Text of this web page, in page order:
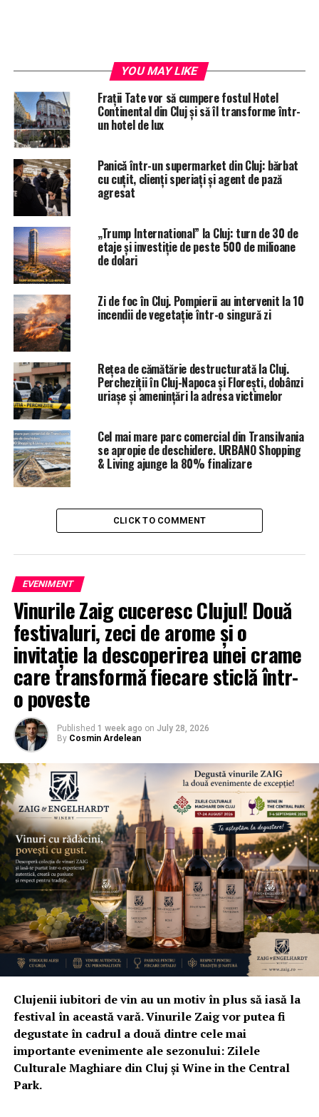
YOU MAY LIKE
Frații Tate vor să cumpere fostul Hotel
Continental din Cluj și să îl transforme într-
un hotel de lux
Panicǎ într-un supermarket din Cluj: bărbat
cu cuțit, clienți speriați și agent de pază
agresat
„Trump International” la Cluj: turn de 30 de
etaje și investiție de peste 500 de milioane
de dolari
Zi de foc în Cluj. Pompierii au intervenit la 10
incendii de vegetație într-o singură zi
Rețea de cămătărie destructurată la Cluj.
Percheziții în Cluj-Napoca și Florești, dobânzi
uriașe și amenințări la adresa victimelor
Cel mai mare parc comercial din Transilvania
se apropie de deschidere. URBANO Shopping
& Living ajunge la 80% finalizare
CLICK TO COMMENT
EVENIMENT
Vinurile Zaig cuceresc Clujul! Două
festivaluri, zeci de arome și o
invitație la descoperirea unei crame
care transformă fiecare sticlă într-
o poveste
Published 1 week ago on July 28, 2026
By Cosmin Ardelean
Clujenii iubitori de vin au un motiv în plus să iasă la
festival în această vară. Vinurile Zaig vor putea fi
degustate în cadrul a două dintre cele mai
importante evenimente ale sezonului: Zilele
Culturale Maghiare din Cluj și Wine in the Central
Park.